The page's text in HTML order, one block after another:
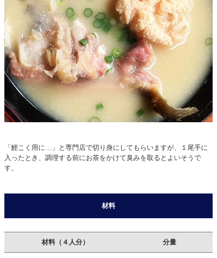
「鯉こく用に…」と専門店で切り身にしてもらいますが、１尾手に
入ったとき、調理する前にお茶をかけて臭みを取るとよいそうで
す。
材料
材料（４人分） 分量